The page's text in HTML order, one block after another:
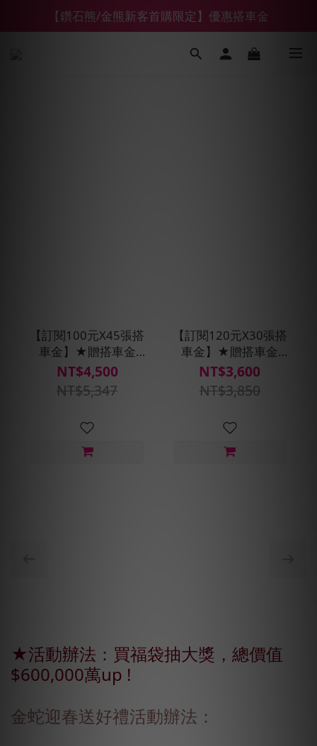
【鑽石熊/金熊新客首購限定】優惠搭車金
【鑽石熊/金熊新客首購限定】優惠搭車金
下單前綁定LINE會員加碼折100元
【訂閱100元X45張搭
車金】★贈搭車金
400元(每30天自動扣
款)
NT$4,500
NT$5,347
【訂閱120元X30張搭
車金】★贈搭車金
250元(每30天自動扣
款)
NT$3,600
NT$3,850
★活動辦法：買福袋抽大獎，總價值
$600,000萬up !
金蛇迎春送好禮活動辦法：